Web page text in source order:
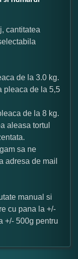
cantitatea
de la 3.0 kg.
pleaca de la 5,5
de la 8 kg.
aleasa tortul
sa ne
adresa de mail
manual si
cu pana la +/-
+/- 500g pentru